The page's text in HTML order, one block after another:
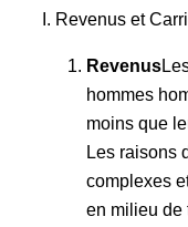
I. Revenus et
Revenus
hommes
moins que
Les raisons
complexes
en milieu de